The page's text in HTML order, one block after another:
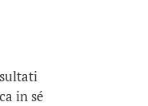
in sé